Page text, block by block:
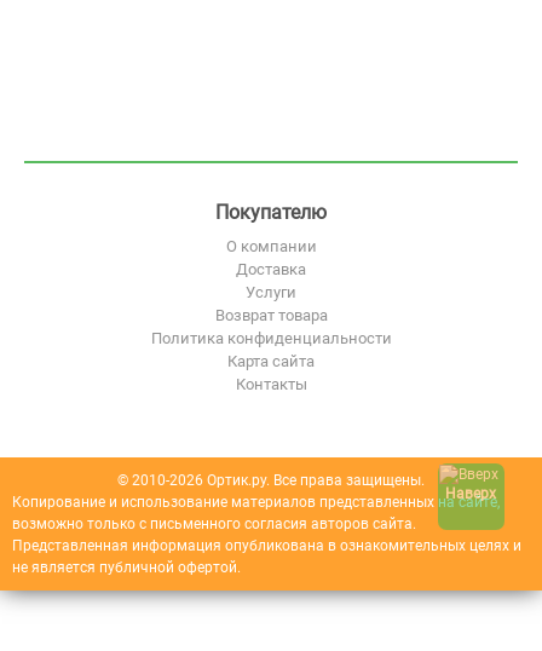
Покупателю
О компании
Доставка
Услуги
Возврат товара
Политика конфиденциальности
Карта сайта
Контакты
© 2010-2026 Ортик.ру. Все права защищены.
Копирование и использование материалов представленных на сайте,
возможно только с письменного согласия авторов сайта.
Представленная информация опубликована в ознакомительных целях и
не является публичной офертой.
Наверх